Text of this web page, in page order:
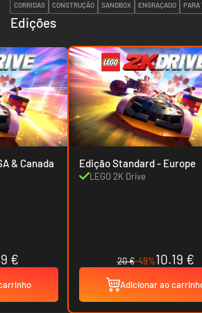
CORRIDAS CONSTRUÇÃO SANDBOX ENGRAÇADO PARA
Edições
- USA & Canada
€
Edição Standard - Europe
LEGO 2K Drive
20 €-49%10.19 €
Adicionar ao